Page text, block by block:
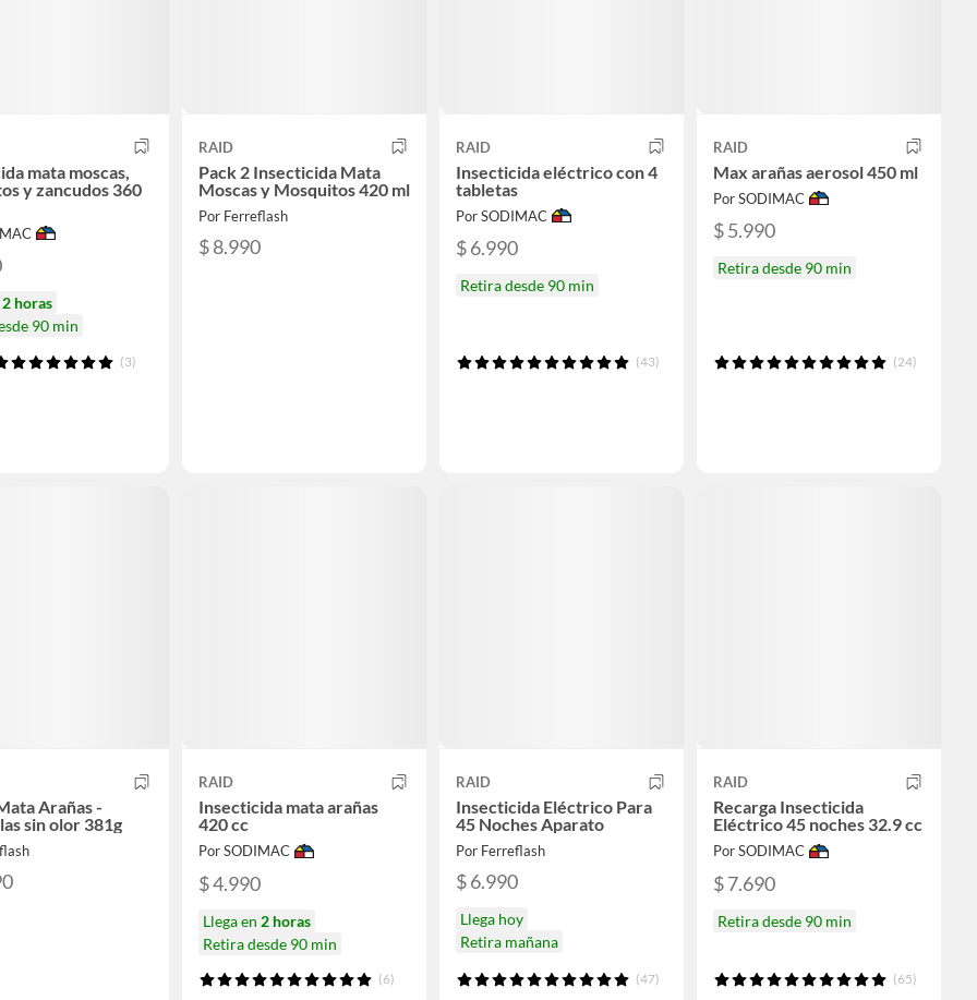
mata moscas,
y zancudos 360
2 horas
90 min
(3)
RAID
Pack 2 Insecticida Mata
Moscas y Mosquitos 420 ml
Por Ferreflash
$ 8.990
RAID
Insecticida eléctrico con 4
tabletas
Por SODIMAC
$ 6.990
Retira desde 90 min
(43)
RAID
Max arañas aerosol 450 ml
Por SODIMAC
$ 5.990
Retira desde 90 min
(24)
Arañas -
sin olor 381g
RAID
Insecticida mata arañas
420 cc
Por SODIMAC
$ 4.990
Llega en 2 horas
Retira desde 90 min
(6)
RAID
Insecticida Eléctrico Para
45 Noches Aparato
Por Ferreflash
$ 6.990
Llega hoy
Retira mañana
(47)
RAID
Recarga Insecticida
Eléctrico 45 noches 32.9 cc
Por SODIMAC
$ 7.690
Retira desde 90 min
(65)